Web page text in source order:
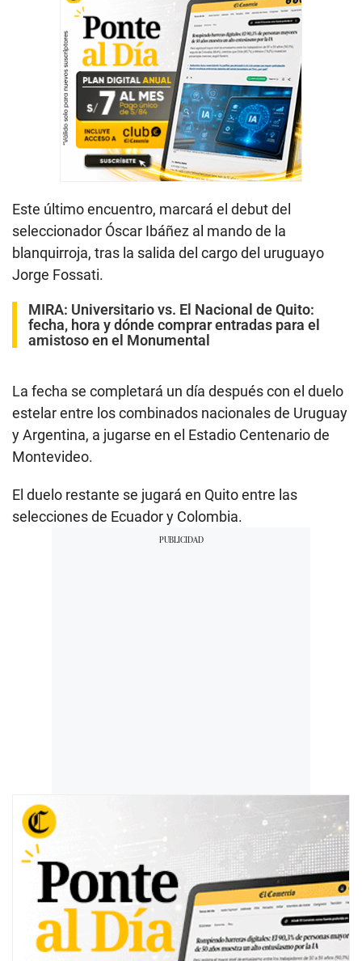
Este último encuentro, marcará el debut del
seleccionador Óscar Ibáñez al mando de la
blanquirroja, tras la salida del cargo del uruguayo
Jorge Fossati.
MIRA: Universitario vs. El Nacional de Quito:
fecha, hora y dónde comprar entradas para el
amistoso en el Monumental
La fecha se completará un día después con el duelo
estelar entre los combinados nacionales de Uruguay
y Argentina, a jugarse en el Estadio Centenario de
Montevideo.
El duelo restante se jugará en Quito entre las
selecciones de Ecuador y Colombia.